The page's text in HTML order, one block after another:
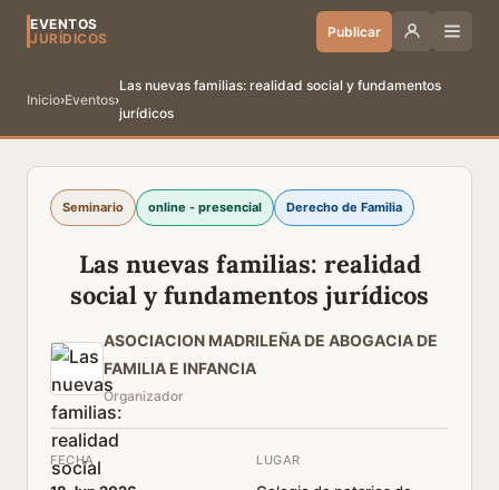
EVENTOS
JURÍDICOS
Publicar
Inicio›Eventos›
Las nuevas familias: realidad social y fundamentos
jurídicos
Seminario online - presencial Derecho de Familia
Las nuevas familias: realidad
social y fundamentos jurídicos
ASOCIACION MADRILEÑA DE ABOGACIA DE
FAMILIA E INFANCIA
Organizador
FECHA LUGAR